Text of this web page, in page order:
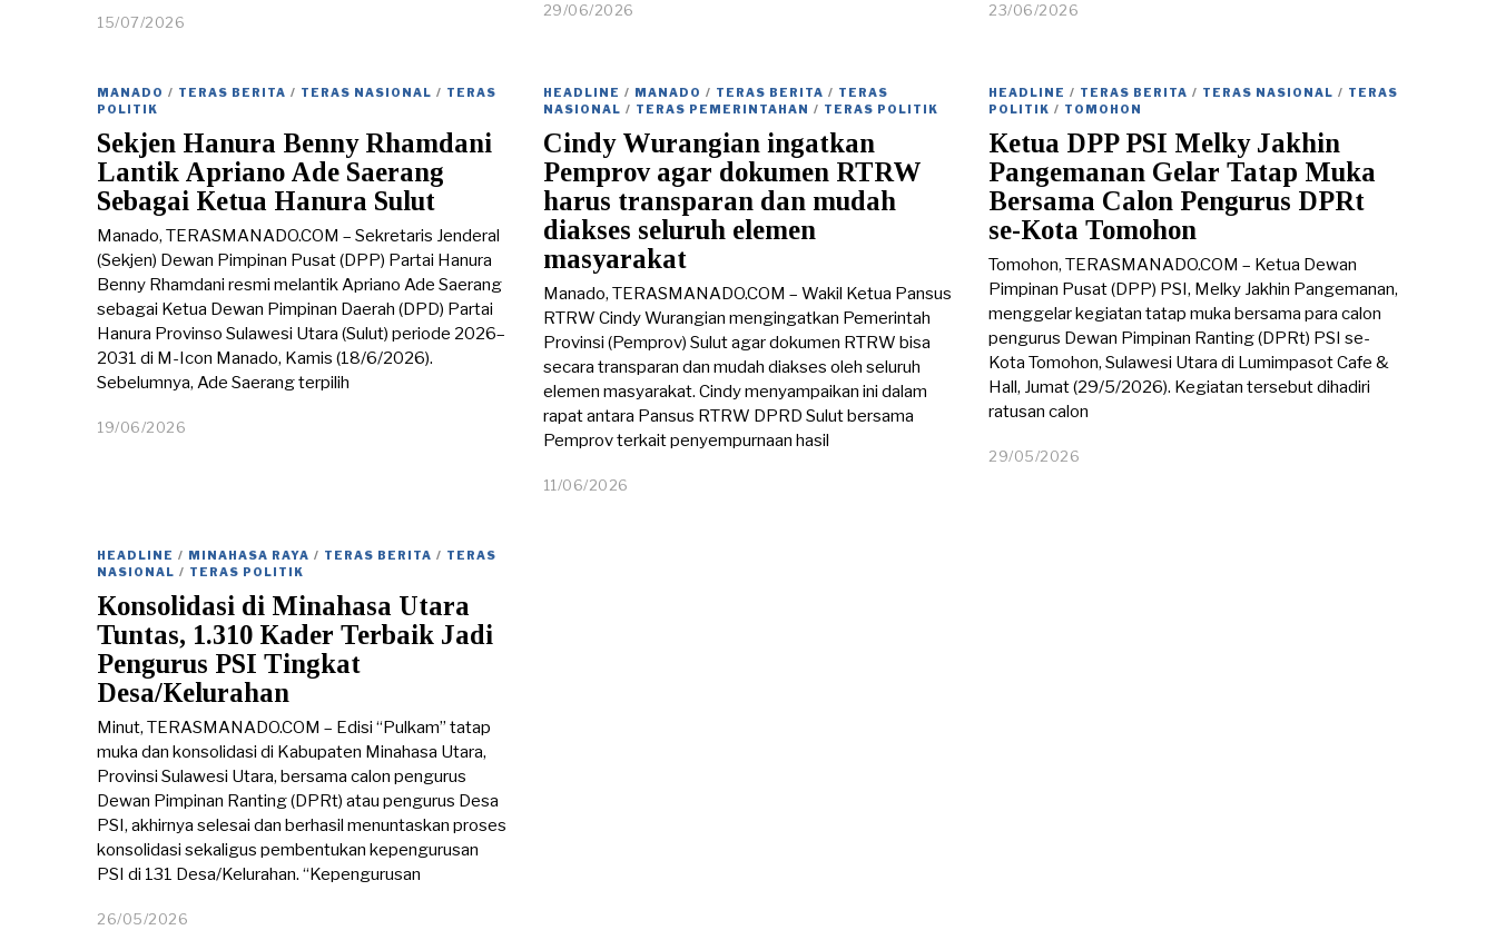
15/07/2026
7
2
0
2
6
29/06/2026
6
/
0
2
23/06/2026
6
/
2
0
2
MANADO / TERAS BERITA / TERAS NASIONAL / TERAS
POLITIK
Sekjen Hanura Benny Rhamdani
Lantik Apriano Ade Saerang
Sebagai Ketua Hanura Sulut
Manado, TERASMANADO.COM – Sekretaris Jenderal
(Sekjen) Dewan Pimpinan Pusat (DPP) Partai Hanura
Benny Rhamdani resmi melantik Apriano Ade Saerang
sebagai Ketua Dewan Pimpinan Daerah (DPD) Partai
Hanura Provinso Sulawesi Utara (Sulut) periode 2026–
2031 di M-Icon Manado, Kamis (18/6/2026).
Sebelumnya, Ade Saerang terpilih
19/06/2026
2
0
6
HEADLINE / MANADO / TERAS BERITA / TERAS
NASIONAL / TERAS PEMERINTAHAN / TERAS POLITIK
Cindy Wurangian ingatkan
Pemprov agar dokumen RTRW
harus transparan dan mudah
diakses seluruh elemen
masyarakat
Manado, TERASMANADO.COM – Wakil Ketua Pansus
RTRW Cindy Wurangian mengingatkan Pemerintah
Provinsi (Pemprov) Sulut agar dokumen RTRW bisa
secara transparan dan mudah diakses oleh seluruh
elemen masyarakat. Cindy menyampaikan ini dalam
rapat antara Pansus RTRW DPRD Sulut bersama
Pemprov terkait penyempurnaan hasil
11/06/2026
HEADLINE / TERAS BERITA / TERAS NASIONAL / TERAS
POLITIK / TOMOHON
Ketua DPP PSI Melky Jakhin
Pangemanan Gelar Tatap Muka
Bersama Calon Pengurus DPRt
se-Kota Tomohon
Tomohon, TERASMANADO.COM – Ketua Dewan
Pimpinan Pusat (DPP) PSI, Melky Jakhin Pangemanan,
menggelar kegiatan tatap muka bersama para calon
pengurus Dewan Pimpinan Ranting (DPRt) PSI se-
Kota Tomohon, Sulawesi Utara di Lumimpasot Cafe &
Hall, Jumat (29/5/2026). Kegiatan tersebut dihadiri
ratusan calon
29/05/2026
HEADLINE / MINAHASA RAYA / TERAS BERITA / TERAS
NASIONAL / TERAS POLITIK
Konsolidasi di Minahasa Utara
Tuntas, 1.310 Kader Terbaik Jadi
Pengurus PSI Tingkat
Desa/Kelurahan
Minut, TERASMANADO.COM – Edisi “Pulkam” tatap
muka dan konsolidasi di Kabupaten Minahasa Utara,
Provinsi Sulawesi Utara, bersama calon pengurus
Dewan Pimpinan Ranting (DPRt) atau pengurus Desa
PSI, akhirnya selesai dan berhasil menuntaskan proses
konsolidasi sekaligus pembentukan kepengurusan
PSI di 131 Desa/Kelurahan. “Kepengurusan
26/05/2026